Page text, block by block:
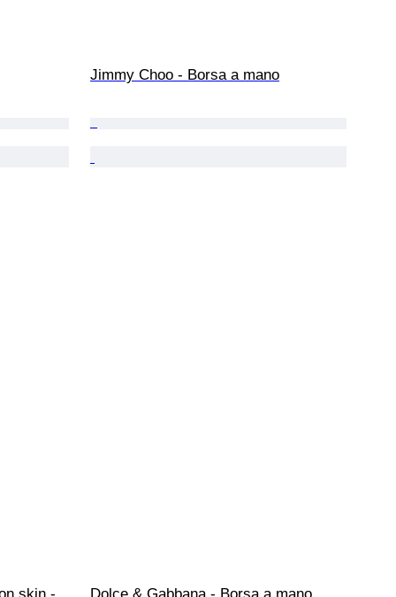
Jimmy Choo - Borsa a mano